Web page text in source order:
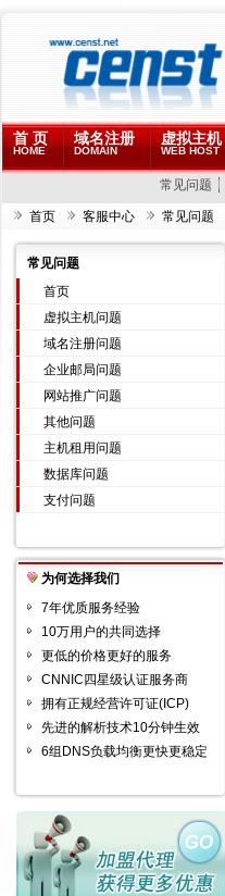
首 页
HOME
域名注册
DOMAIN
虚拟主机
WEB HOST
常见问题
首页 客服中心 常见问题
常见问题
首页
虚拟主机问题
域名注册问题
企业邮局问题
网站推广问题
其他问题
主机租用问题
数据库问题
支付问题
为何选择我们
7年优质服务经验
10万用户的共同选择
更低的价格更好的服务
CNNIC四星级认证服务商
拥有正规经营许可证(ICP)
先进的解析技术10分钟生效
6组DNS负载均衡更快更稳定